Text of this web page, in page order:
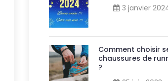
3 janvier
Comment choisir
chaussures de
?